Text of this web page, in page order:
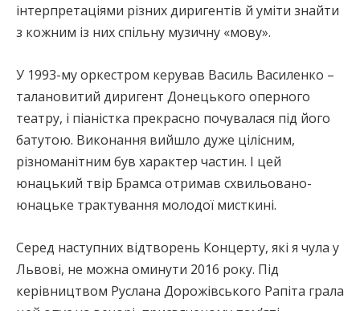
інтерпретаціями різних диригентів й уміти знайти
з кожним із них спільну музичну «мову».
У 1993-му оркестром керував Василь Василенко –
талановитий диригент Донецького оперного
театру, і піаністка прекрасно почувалася під його
батутою. Виконання вийшло дуже цілісним,
різноманітним був характер частин. І цей
юнацький твір Брамса отримав схвильовано-
юнацьке трактування молодої мисткині.
Серед наступних відтворень Концерту, які я чула у
Львові, не можна оминути 2016 року. Під
керівництвом Руслана Дорожівського Рапіта грала